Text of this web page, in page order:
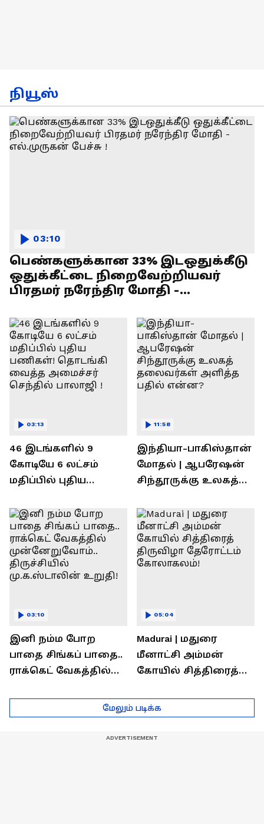
நியூஸ்
பெண்களுக்கான 33% இடஒதுக்கீடு
ஒதுக்கீட்டை நிறைவேற்றியவர்
பிரதமர் நரேந்திர மோதி -
03:10
46 இடங்களில் 9
கோடியே 6 லட்சம்
மதிப்பில் புதிய
வைத்த அமைச்சர்
செந்தில் பாலாஜி !
03:13
இந்தியா-பாகிஸ்தான்
மோதல் | ஆபரேஷன்
சிந்தூருக்கு உலகத்
பதில் என்ன?
11:58
இனி நம்ம போற
பாதை சிங்கப் பாதை..
ராக்கெட் வேகத்தில்
திருச்சியில்
மு.க.ஸ்டாலின் உறுதி!
03:10
Madurai | மதுரை
மீனாட்சி அம்மன்
கோயில் சித்திரைத்
கோலாகலம்!
05:04
மேலும் படிக்க